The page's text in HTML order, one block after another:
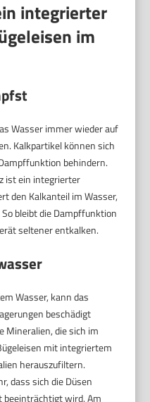
integrierter
im
Wasser immer wieder auf
Kalkpartikel können sich
behindern.
ist ein integrierter
den Kalkanteil im Wasser,
bleibt die Dampffunktion
seltener entkalken.
Wasser, kann das
beschädigt
Mineralien, die sich im
mit integriertem
herauszufiltern.
dass sich die Düsen
beeinträchtigt wird. Am